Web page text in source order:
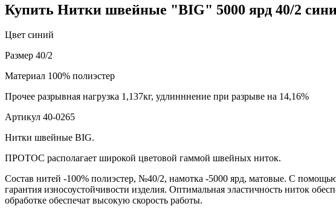
Купить Нитки швейные "BIG" 5000 ярд 40/2
Цвет синий
Размер 40/2
Материал 100% полиэстер
Прочее разрывная нагрузка 1,137кг, удлинннение при разрыве на 14,16%
Артикул 40-0265
Нитки швейные BIG.
ПРОТОС располагает широкой цветовой гаммой швейных ниток.
Состав нитей -100% полиэстер, №40/2, намотка -5000 ярд, матовые. С
гарантия износоустойчивости изделия. Оптимальная эластичность ниток
обработке обеспечат высокую скорость работы.